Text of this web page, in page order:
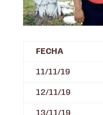
FECHA
11/11/19
12/11/19